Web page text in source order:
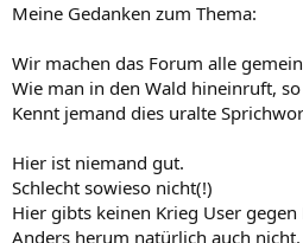
Meine Gedanken zum Thema:
Wir machen das Forum alle
Wie man in den Wald hineinruft,
Kennt jemand dies uralte
Hier ist niemand gut.
Schlecht sowieso nicht(!)
Hier gibts keinen Krieg User
Anders herum natürlich auch nicht.